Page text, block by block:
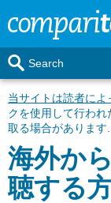
Search
当サイトは読者によ
クを使用して行わ
取る場合があります.
海外か
聴する